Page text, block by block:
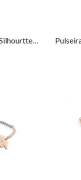
Pulseira Aço Nomination Silhourtte RoseGold 028500 011